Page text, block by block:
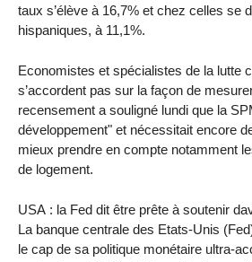
taux s’élève à 16,7% et chez celles se
hispaniques, à 11,1%.
Economistes et spécialistes de la lutte
s’accordent pas sur la façon de
recensement a souligné lundi que la
développement" et nécessitait encore
mieux prendre en compte notamment
de logement.
USA : la Fed dit être prête à soutenir
La banque centrale des Etats-Unis
le cap de sa politique monétaire ultra-